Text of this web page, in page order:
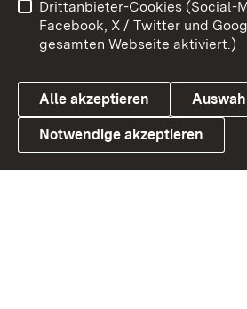
Link zum Landesportal
Benutzungshinweise
Datenschutz
Cookies
Drittanbieter-Cookies (Social-
Facebook, X / Twitter und
gesamten Webseite aktiviert.)
Alle akzeptieren
Notwendige akzeptieren